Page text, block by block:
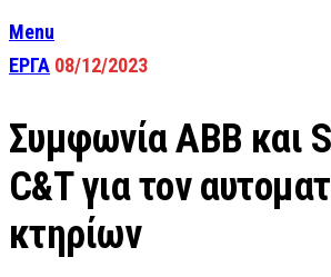
Menu
ΕΡΓΑ 08/12/2023
Συμφωνία ABB και
C&T για τον
κτηρίων